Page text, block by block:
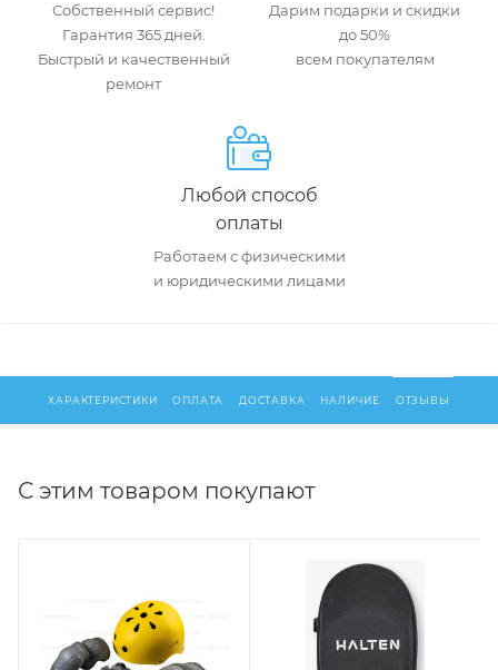
Собственный сервис!
Гарантия 365 дней.
Быстрый и качественный
ремонт
Дарим подарки и скидки
до 50%
всем покупателям
Любой способ
оплаты
Работаем с физическими
и юридическими лицами
ХАРАКТЕРИСТИКИ ОПЛАТА ДОСТАВКА НАЛИЧИЕ ОТЗЫВЫ
С этим товаром покупают